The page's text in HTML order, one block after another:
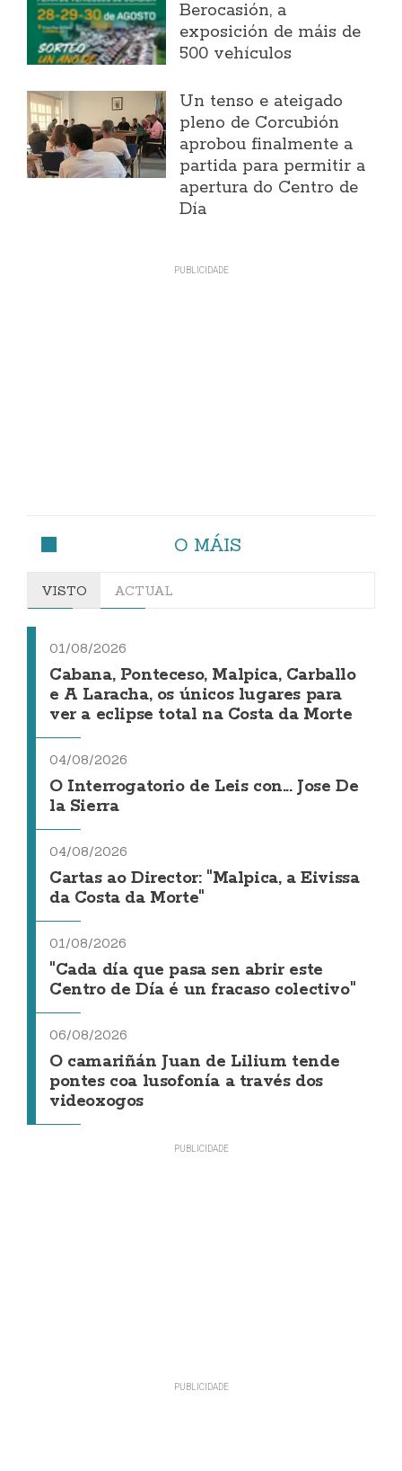
Berocasión, a
exposición de máis de
500 vehículos
Un tenso e ateigado
pleno de Corcubión
aprobou finalmente a
partida para permitir a
apertura do Centro de
Día
O MÁIS
VISTO ACTUAL
01/08/2026
Cabana, Ponteceso, Malpica, Carballo
e A Laracha, os únicos lugares para
ver a eclipse total na Costa da Morte
04/08/2026
O Interrogatorio de Leis con... Jose De
la Sierra
04/08/2026
Cartas ao Director: "Malpica, a Eivissa
da Costa da Morte"
01/08/2026
"Cada día que pasa sen abrir este
Centro de Día é un fracaso colectivo"
06/08/2026
O camariñán Juan de Lilium tende
pontes coa lusofonía a través dos
videoxogos